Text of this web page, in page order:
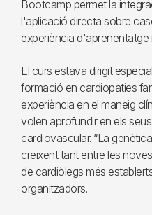
Bootcamp permet la
l'aplicació directa sobre
experiència d'aprenentatge
El curs estava dirigit
formació en cardiopaties
experiència en el maneig
volen aprofundir en els
cardiovascular. “La
creixent tant entre les
de cardiòlegs més
organitzadors.